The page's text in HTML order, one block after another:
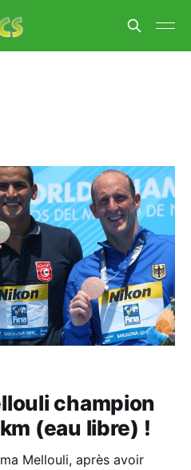
champion
(eau libre) !
Mellouli, après avoir